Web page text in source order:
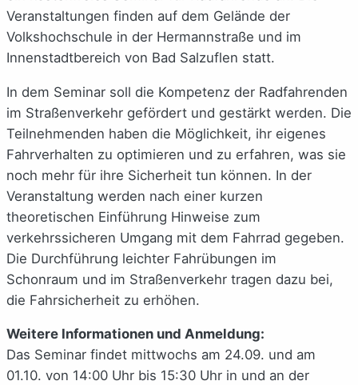
Veranstaltungen finden auf dem Gelände der
Volkshochschule in der Hermannstraße und im
Innenstadtbereich von Bad Salzuflen statt.
In dem Seminar soll die Kompetenz der Radfahrenden
im Straßenverkehr gefördert und gestärkt werden. Die
Teilnehmenden haben die Möglichkeit, ihr eigenes
Fahrverhalten zu optimieren und zu erfahren, was sie
noch mehr für ihre Sicherheit tun können. In der
Veranstaltung werden nach einer kurzen
theoretischen Einführung Hinweise zum
verkehrssicheren Umgang mit dem Fahrrad gegeben.
Die Durchführung leichter Fahrübungen im
Schonraum und im Straßenverkehr tragen dazu bei,
die Fahrsicherheit zu erhöhen.
Weitere Informationen und Anmeldung:
Das Seminar findet mittwochs am 24.09. und am
01.10. von 14:00 Uhr bis 15:30 Uhr in und an der